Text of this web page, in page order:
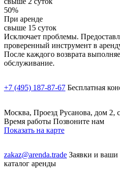
50%
При аренде
свыше 15 суток
Исключает проблемы.
проверенный инструмент в
После каждого возврата
обслуживание.
+7 (495) 187-87-67 Бесплатная
Москва, Проезд Русанова, дом 2,
Время работы Позвоните нам
Показать на карте
zakaz@arenda.trade Заявки и
каталог аренды